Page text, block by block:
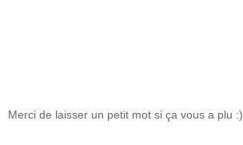
Merci de laisser un petit mot si ça vous a plu :)